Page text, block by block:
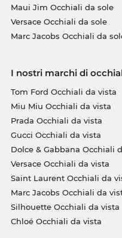
Maui Jim Occhiali da sole
Versace Occhiali da sole
Marc Jacobs Occhiali da
I nostri marchi di
Tom Ford Occhiali da vista
Miu Miu Occhiali da vista
Prada Occhiali da vista
Gucci Occhiali da vista
Dolce & Gabbana Occhiali
Versace Occhiali da vista
Saint Laurent Occhiali da
Marc Jacobs Occhiali da
Silhouette Occhiali da vista
Chloé Occhiali da vista